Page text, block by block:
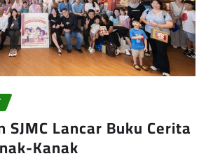
Lancar Buku Cerita
Kanak